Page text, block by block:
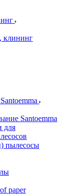
клининг
Santoemma
для
пылесосы
paper